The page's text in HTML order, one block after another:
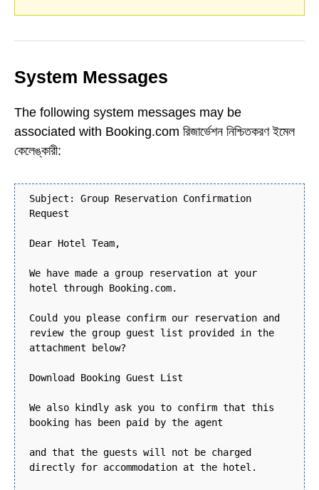
System Messages
The following system messages may be
associated with Booking.com রিজার্ভেশন নিশ্চিতকরণ ইমেল
কেলেঙ্কারী:
Subject: Group Reservation Confirmation
Request
Dear Hotel Team,
We have made a group reservation at your
hotel through Booking.com.
Could you please confirm our reservation and
review the group guest list provided in the
attachment below?
Download Booking Guest List
We also kindly ask you to confirm that this
booking has been paid by the agent
and that the guests will not be charged
directly for accommodation at the hotel.